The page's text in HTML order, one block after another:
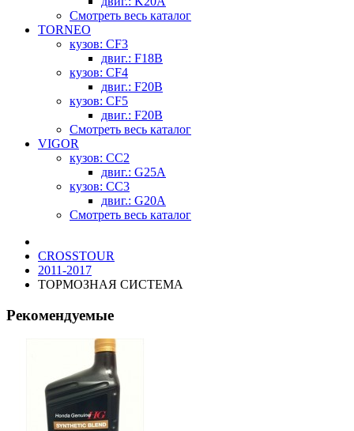
Смотреть весь каталог
TORNEO
кузов: CF3
двиг.: F18B
кузов: CF4
двиг.: F20B
кузов: CF5
двиг.: F20B
Смотреть весь каталог
VIGOR
кузов: CC2
двиг.: G25A
кузов: CC3
двиг.: G20A
Смотреть весь каталог
CROSSTOUR
2011-2017
ТОРМОЗНАЯ СИСТЕМА
Рекомендуемые